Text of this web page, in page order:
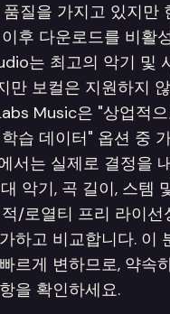
질을 가지고 있지만
후 다운로드를 비활
는 최고의 악기 및
만 보컬은 지원하지
Music은 "상업적
습 데이터" 옵션 중
서는 실제로 결정을
악기, 곡 길이, 스템
/로열티 프리 라이
하고 비교합니다. 이
르게 변하므로, 약속
을 확인하세요.